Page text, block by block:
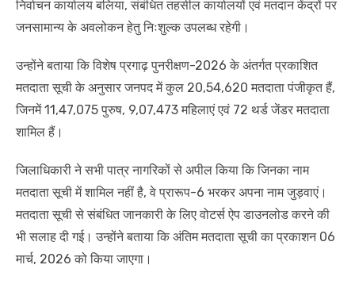
निर्वाचन कार्यालय बलिया, संबंधित तहसील कार्यालयों एवं मतदान केंद्रों पर
जनसामान्य के अवलोकन हेतु निःशुल्क उपलब्ध रहेगी।
उन्होंने बताया कि विशेष प्रगाढ़ पुनरीक्षण-2026 के अंतर्गत प्रकाशित
मतदाता सूची के अनुसार जनपद में कुल 20,54,620 मतदाता पंजीकृत हैं,
जिनमें 11,47,075 पुरुष, 9,07,473 महिलाएं एवं 72 थर्ड जेंडर मतदाता
शामिल हैं।
जिलाधिकारी ने सभी पात्र नागरिकों से अपील किया कि जिनका नाम
मतदाता सूची में शामिल नहीं है, वे प्रारूप-6 भरकर अपना नाम जुड़वाएं।
मतदाता सूची से संबंधित जानकारी के लिए वोटर्स ऐप डाउनलोड करने की
भी सलाह दी गई। उन्होंने बताया कि अंतिम मतदाता सूची का प्रकाशन 06
मार्च, 2026 को किया जाएगा।